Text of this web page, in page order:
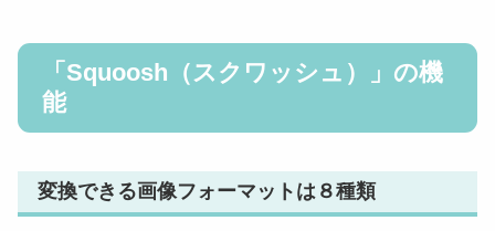
「Squoosh（スクワッシュ）」の機
能
変換できる画像フォーマットは８種類